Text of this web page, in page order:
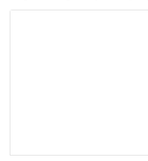
أكواب التخييم صندوق أبيض